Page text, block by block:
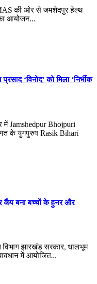
की ओर से जमशेदपुर हेल्थ
आयोजन...
‘विनोद’ को मिला ‘निर्भीक
Jamshedpur Bhojpuri
जगत के युगपुरुष Rasik Bihari
कैंप बना बच्चों के हुनर और
विभाग झारखंड सरकार, धालभूम
में आयोजित...